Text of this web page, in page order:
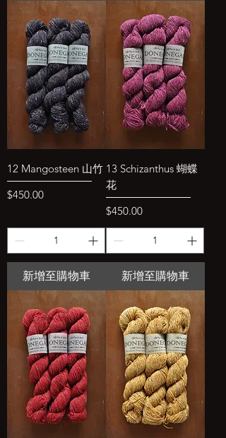
12 Mangosteen 山竹
價格
$450.00
新增至購物車
13 Schizanthus 蝴蝶
花
價格
$450.00
新增至購物車